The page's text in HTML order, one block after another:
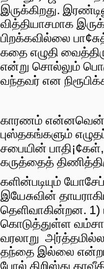
இருக்கிறது.
வித்தியாசமாக
பிறக்கவில்லை பா¢
கதை எழுதி
என்று சொல்லும்
வந்தவர் என
காரணம்
புஸ்தகங்களும்
சபையின் பாதி¡¢கள்
கருத்தைத்
களின்படியும்
இயேசுவின்
தெளிவாகின்றன. 1)
கொடுத்துள்ள
வரலாறு
தந்தை இல்லை
போல் கிறிஸ்து